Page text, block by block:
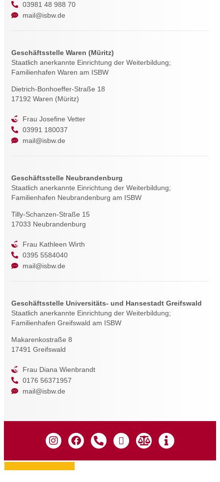
03981 48 988 70
mail@isbw.de
Geschäftsstelle Waren (Müritz)
Staatlich anerkannte Einrichtung der Weiterbildung;
Familienhafen Waren am ISBW
Dietrich-Bonhoeffer-Straße 18
17192 Waren (Müritz)
Frau Josefine Vetter
03991 180037
mail@isbw.de
Geschäftsstelle Neubrandenburg
Staatlich anerkannte Einrichtung der Weiterbildung;
Familienhafen Neubrandenburg am ISBW
Tilly-Schanzen-Straße 15
17033 Neubrandenburg
Frau Kathleen Wirth
0395 5584040
mail@isbw.de
Geschäftsstelle Universitäts- und Hansestadt Greifswald
Staatlich anerkannte Einrichtung der Weiterbildung;
Familienhafen Greifswald am ISBW
Makarenkostraße 8
17491 Greifswald
Frau Diana Wienbrandt
0176 56371957
mail@isbw.de